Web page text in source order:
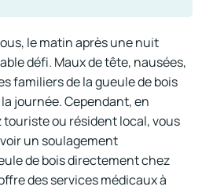
le matin après une nuit
défi. Maux de tête, nausées,
familiers de la gueule de bois
journée. Cependant, en
touriste ou résident local, vous
un soulagement
de bois directement chez
des services médicaux à